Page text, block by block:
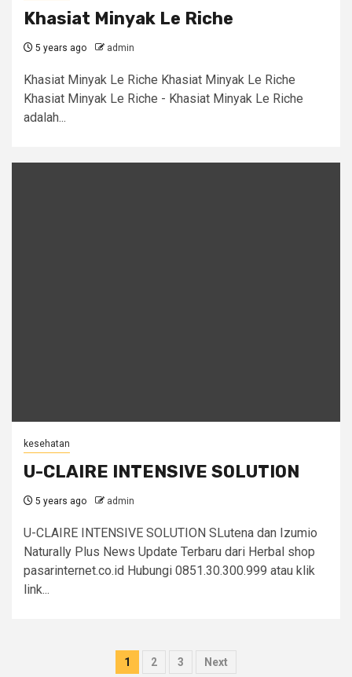
Khasiat Minyak Le Riche
5 years ago admin
Khasiat Minyak Le Riche Khasiat Minyak Le Riche
Khasiat Minyak Le Riche - Khasiat Minyak Le Riche
adalah...
kesehatan
U-CLAIRE INTENSIVE SOLUTION
5 years ago admin
U-CLAIRE INTENSIVE SOLUTION SLutena dan Izumio
Naturally Plus News Update Terbaru dari Herbal shop
pasarinternet.co.id Hubungi 0851.30.300.999 atau klik
link...
Posts
1 2 3 Next